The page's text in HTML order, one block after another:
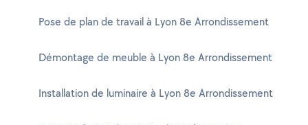
Pose de plan de travail à Lyon 8e Arrondissement
Démontage de meuble à Lyon 8e Arrondissement
Installation de luminaire à Lyon 8e Arrondissement